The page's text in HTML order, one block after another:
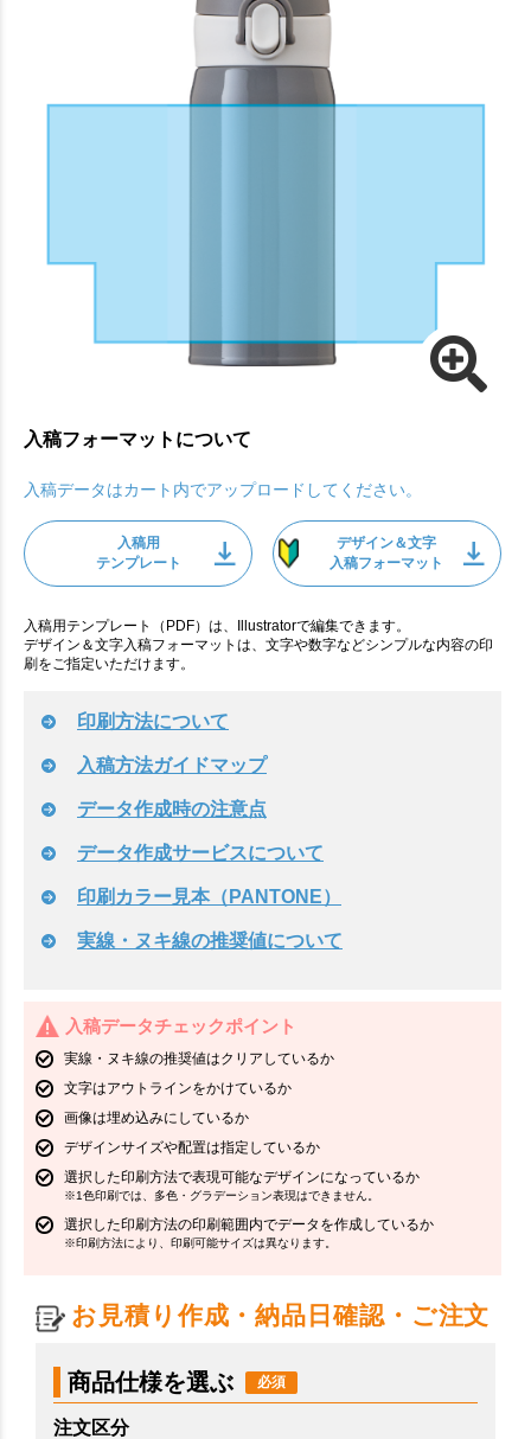
入稿フォーマットについて
入稿データはカート内でアップロードしてください。
入稿用
テンプレート
デザイン＆文字
入稿フォーマット
入稿用テンプレート（PDF）は、Illustratorで編集できます。
デザイン＆文字入稿フォーマットは、文字や数字などシンプルな内容の印
刷をご指定いただけます。
印刷方法について
入稿方法ガイドマップ
データ作成時の注意点
データ作成サービスについて
印刷カラー見本（PANTONE）
実線・ヌキ線の推奨値について
入稿データチェックポイント
実線・ヌキ線の推奨値はクリアしているか
文字はアウトラインをかけているか
画像は埋め込みにしているか
デザインサイズや配置は指定しているか
選択した印刷方法で表現可能なデザインになっているか
※1色印刷では、多色・グラデーション表現はできません。
選択した印刷方法の印刷範囲内でデータを作成しているか
※印刷方法により、印刷可能サイズは異なります。
お見積り作成・納品日確認・ご注文
商品仕様を選ぶ
注文区分